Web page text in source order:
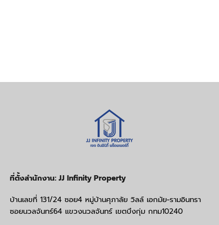
ที่ตั้งสำนักงาน: JJ Infinity Property
บ้านเลขที่ 131/24 ซอย4 หมู่บ้านศุภาลัย วิลล์ เอกมัย-รามอินทรา
ซอยนวลจันทร์64 แขวงนวลจันทร์ เขตบึงกุ่ม กทม10240